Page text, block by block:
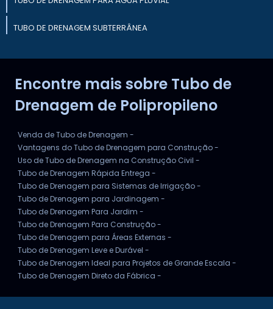
TUBO DE DRENAGEM SUBTERRÂNEA
TUBO DE DRENAGEM PARA OBRAS
Encontre mais sobre Tubo de
Drenagem de Polipropileno
Venda de Tubo de Drenagem -
Vantagens do Tubo de Drenagem para Construção -
Uso de Tubo de Drenagem na Construção Civil -
Tubo de Drenagem Rápida Entrega -
Tubo de Drenagem para Sistemas de Irrigação -
Tubo de Drenagem para Jardinagem -
Tubo de Drenagem Para Jardim -
Tubo de Drenagem Para Construção -
Tubo de Drenagem para Áreas Externas -
Tubo de Drenagem Leve e Durável -
Tubo de Drenagem Ideal para Projetos de Grande Escala -
Tubo de Drenagem Direto da Fábrica -